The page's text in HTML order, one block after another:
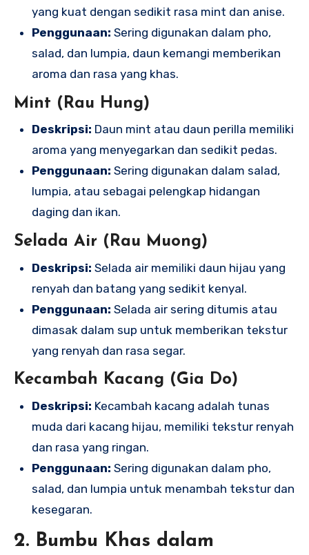
yang kuat dengan sedikit rasa mint dan anise.
Penggunaan: Sering digunakan dalam pho,
salad, dan lumpia, daun kemangi memberikan
aroma dan rasa yang khas.
Mint (Rau Hung)
Deskripsi: Daun mint atau daun perilla memiliki
aroma yang menyegarkan dan sedikit pedas.
Penggunaan: Sering digunakan dalam salad,
lumpia, atau sebagai pelengkap hidangan
daging dan ikan.
Selada Air (Rau Muong)
Deskripsi: Selada air memiliki daun hijau yang
renyah dan batang yang sedikit kenyal.
Penggunaan: Selada air sering ditumis atau
dimasak dalam sup untuk memberikan tekstur
yang renyah dan rasa segar.
Kecambah Kacang (Gia Do)
Deskripsi: Kecambah kacang adalah tunas
muda dari kacang hijau, memiliki tekstur renyah
dan rasa yang ringan.
Penggunaan: Sering digunakan dalam pho,
salad, dan lumpia untuk menambah tekstur dan
kesegaran.
2. Bumbu Khas dalam